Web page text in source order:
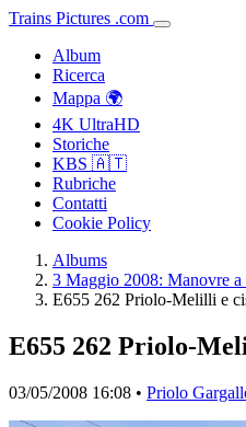
Trains Pictures .com
Album
Ricerca
Mappa 🌍
4K UltraHD
Storiche
KBS 🇦🇹
Rubriche
Contatti
Cookie Policy
Albums
3 Maggio 2008: Manovre
E655 262 Priolo-Melilli e
E655 262 Priolo-
03/05/2008 16:08 • Priolo